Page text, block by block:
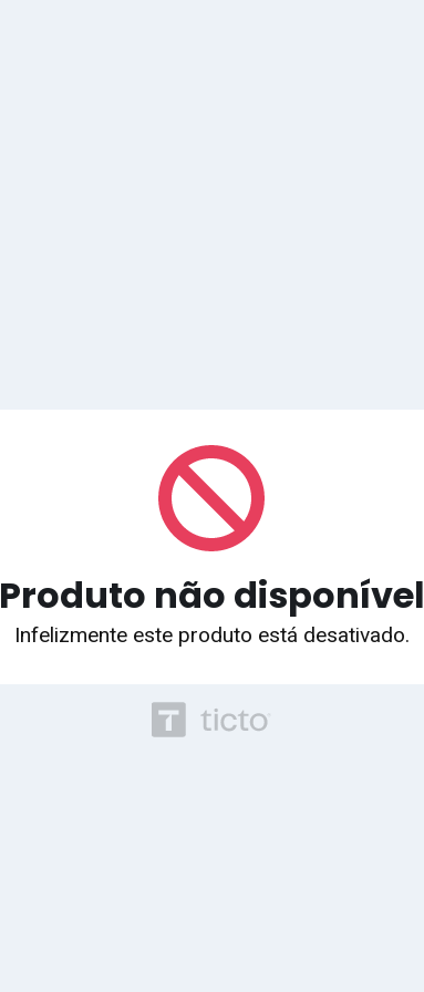
Produto não disponível
Infelizmente este produto está desativado.